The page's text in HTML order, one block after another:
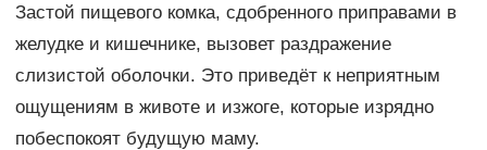
Застой пищевого комка, сдобренного приправами в
желудке и кишечнике, вызовет раздражение
слизистой оболочки. Это приведёт к неприятным
ощущениям в животе и изжоге, которые изрядно
побеспокоят будущую маму.